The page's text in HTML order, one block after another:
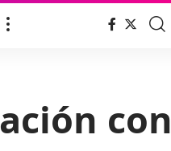
con